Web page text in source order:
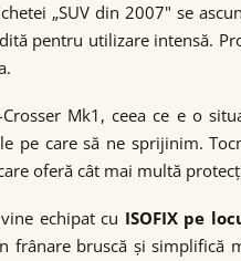
„SUV din 2007" se
pentru utilizare intensă.
Crosser Mk1, ceea ce e o
pe care să ne sprijinim.
oferă cât mai multă
echipat cu ISOFIX pe
frânare bruscă și